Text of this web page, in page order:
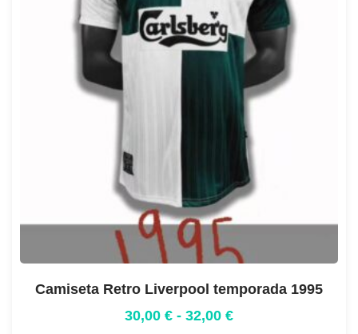
Camiseta Retro Liverpool temporada 1995
30,00 € - 32,00 €